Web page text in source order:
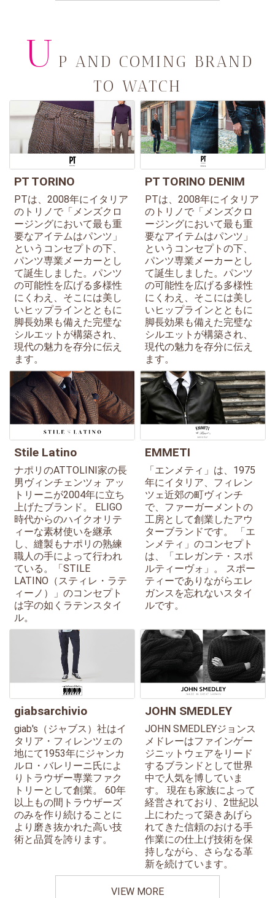
U P AND COMING BRAND
TO WATCH
PT TORINO
PTは、2008年にイタリア
のトリノで「メンズクロ
ージングにおいて最も重
要なアイテムはパンツ」
というコンセプトの下、
パンツ専業メーカーとし
て誕生しました。パンツ
の可能性を広げる多様性
にくわえ、そこには美し
いヒップラインとともに
脚長効果も備えた完璧な
シルエットが構築され、
現代の魅力を存分に伝え
ます。
PT TORINO DENIM
PTは、2008年にイタリア
のトリノで「メンズクロ
ージングにおいて最も重
要なアイテムはパンツ」
というコンセプトの下、
パンツ専業メーカーとし
て誕生しました。パンツ
の可能性を広げる多様性
にくわえ、そこには美し
いヒップラインとともに
脚長効果も備えた完璧な
シルエットが構築され、
現代の魅力を存分に伝え
ます。
Stile Latino
ナポリのATTOLINI家の長
男ヴィンチェンツォ アッ
トリーニが2004年に立ち
上げたブランド。 ELIGO
時代からのハイクオリテ
ィーな素材使いを継承
し、縫製もナポリの熟練
職人の手によって行われ
ている。「STILE
LATINO（スティレ・ラテ
ィーノ）」のコンセプト
は字の如くラテンスタイ
ル。
EMMETI
「エンメティ」は、1975
年にイタリア、フィレン
ツェ近郊の町ヴィンチ
で、ファーガーメントの
工房として創業したアウ
ターブランドです。 「エ
ンメティ」のコンセプト
は、「エレガンテ・スポ
ルティーヴォ」。 スポー
ティーでありながらエレ
ガンスを忘れないスタイ
ルです。
giabsarchivio
giab's（ジャブス）社はイ
タリア・フィレンツェの
地にて1953年にジャンカ
ルロ・バレリーニ氏によ
りトラウザー専業ファク
トリーとして創業。 60年
以上もの間トラウザーズ
のみを作り続けることに
より磨き抜かれた高い技
術と品質を誇ります。
JOHN SMEDLEY
JOHN SMEDLEYジョンス
メドレーはファインゲー
ジニットウェアをリード
するブランドとして世界
中で人気を博していま
す。 現在も家族によって
経営されており、2世紀以
上にわたって築きあげら
れてきた信頼のおける手
作業にの仕上げ技術を保
持しながら、さらなる革
新を続けています。
VIEW MORE